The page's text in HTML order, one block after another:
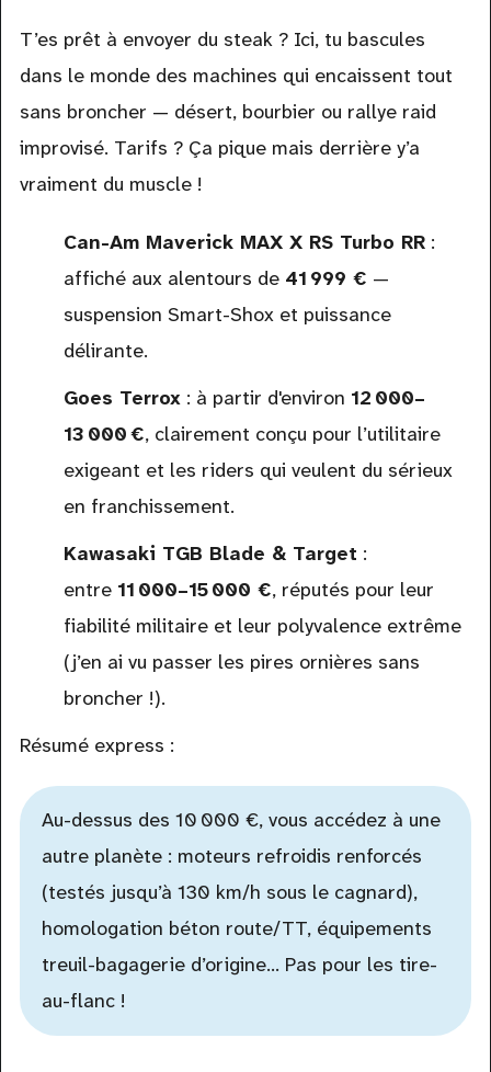
T’es prêt à envoyer du steak ? Ici, tu bascules
dans le monde des machines qui encaissent tout
sans broncher — désert, bourbier ou rallye raid
improvisé. Tarifs ? Ça pique mais derrière y’a
vraiment du muscle !
Can-Am Maverick MAX X RS Turbo RR:
affiché aux alentours de 41 999 € —
suspension Smart-Shox et puissance
délirante.
Goes Terrox: à partir d'environ 12 000–
13 000 €, clairement conçu pour l’utilitaire
exigeant et les riders qui veulent du sérieux
en franchissement.
Kawasaki TGB Blade & Target :
entre 11 000–15 000 €, réputés pour leur
fiabilité militaire et leur polyvalence extrême
(j’en ai vu passer les pires ornières sans
broncher !).
Résumé express :
Au-dessus des 10 000 €, vous accédez à une
autre planète : moteurs refroidis renforcés
(testés jusqu’à 130 km/h sous le cagnard),
homologation béton route/TT, équipements
treuil-bagagerie d’origine… Pas pour les tire-
au-flanc !